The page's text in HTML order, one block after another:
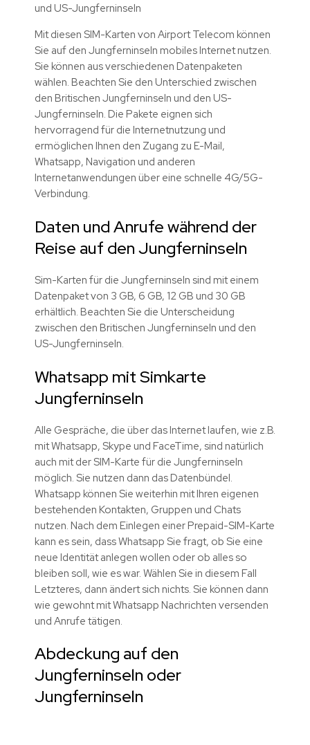
und US-Jungferninseln
Mit diesen SIM-Karten von Airport Telecom können
Sie auf den Jungferninseln mobiles Internet nutzen.
Sie können aus verschiedenen Datenpaketen
wählen. Beachten Sie den Unterschied zwischen
den Britischen Jungferninseln und den US-
Jungferninseln. Die Pakete eignen sich
hervorragend für die Internetnutzung und
ermöglichen Ihnen den Zugang zu E-Mail,
Whatsapp, Navigation und anderen
Internetanwendungen über eine schnelle 4G/5G-
Verbindung.
Daten und Anrufe während der
Reise auf den Jungferninseln
Sim-Karten für die Jungferninseln sind mit einem
Datenpaket von 3 GB, 6 GB, 12 GB und 30 GB
erhältlich. Beachten Sie die Unterscheidung
zwischen den Britischen Jungferninseln und den
US-Jungferninseln.
Whatsapp mit Simkarte
Jungferninseln
Alle Gespräche, die über das Internet laufen, wie z.B.
mit Whatsapp, Skype und FaceTime, sind natürlich
auch mit der SIM-Karte für die Jungferninseln
möglich. Sie nutzen dann das Datenbündel.
Whatsapp können Sie weiterhin mit Ihren eigenen
bestehenden Kontakten, Gruppen und Chats
nutzen. Nach dem Einlegen einer Prepaid-SIM-Karte
kann es sein, dass Whatsapp Sie fragt, ob Sie eine
neue Identität anlegen wollen oder ob alles so
bleiben soll, wie es war. Wählen Sie in diesem Fall
Letzteres, dann ändert sich nichts. Sie können dann
wie gewohnt mit Whatsapp Nachrichten versenden
und Anrufe tätigen.
Abdeckung auf den
Jungferninseln oder
Jungferninseln